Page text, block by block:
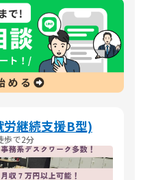
労継続支援B型)
歩で2分